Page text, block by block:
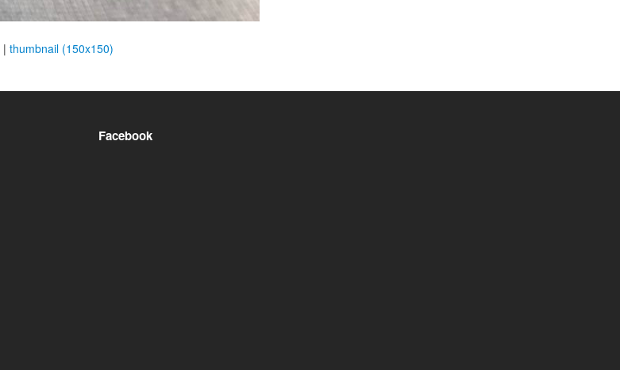
| thumbnail (150x150)
Facebook